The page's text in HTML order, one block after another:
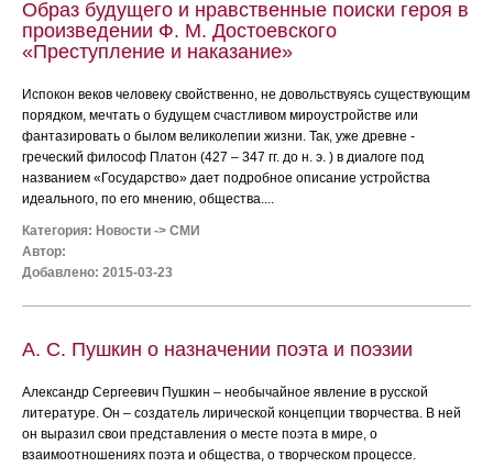
Образ будущего и нравственные поиски героя в
произведении Ф. М. Достоевского
«Преступление и наказание»
Испокон веков человеку свойственно, не довольствуясь существующим
порядком, мечтать о будущем счастливом мироустройстве или
фантазировать о былом великолепии жизни. Так, уже древне -
греческий философ Платон (427 – 347 гг. до н. э. ) в диалоге под
названием «Государство» дает подробное описание устройства
идеального, по его мнению, общества....
Категория: Новости -> СМИ
Автор:
Добавлено: 2015-03-23
А. С. Пушкин о назначении поэта и поэзии
Александр Сергеевич Пушкин – необычайное явление в русской
литературе. Он – создатель лирической концепции творчества. В ней
он выразил свои представления о месте поэта в мире, о
взаимоотношениях поэта и общества, о творческом процессе.